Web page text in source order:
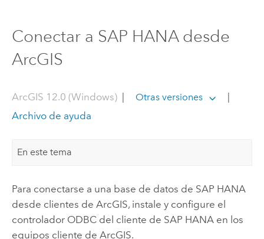
Conectar a SAP HANA desde
ArcGIS
ArcGIS 12.0 (Windows)| Otras versiones
|
Archivo de ayuda
En este tema
Para conectarse a una base de datos de SAP HANA
desde clientes de ArcGIS, instale y configure el
controlador ODBC del cliente de SAP HANAen los
equipos cliente de ArcGIS.